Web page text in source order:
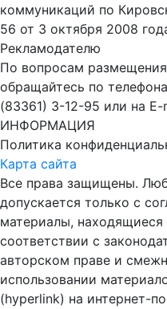
коммуникаций по
56 от 3 октября 2008
Рекламодателю
По вопросам
обращайтесь по
(83361) 3-12-95 или на
ИНФОРМАЦИЯ
Политика
Карта сайта
Все права защищены.
допускается только с
материалы,
соответствии с
авторском праве и
использовании
(hyperlink) на интернет-